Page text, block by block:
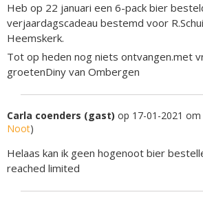
Heb op 22 januari een 6-pack bier
verjaardagscadeau bestemd voor
Heemskerk.
Tot op heden nog niets ontvangen.met
groetenDiny van Ombergen
Carla coenders (gast) op 17-01-2021 om
Noot)
Helaas kan ik geen hogenoot bier
reached limited